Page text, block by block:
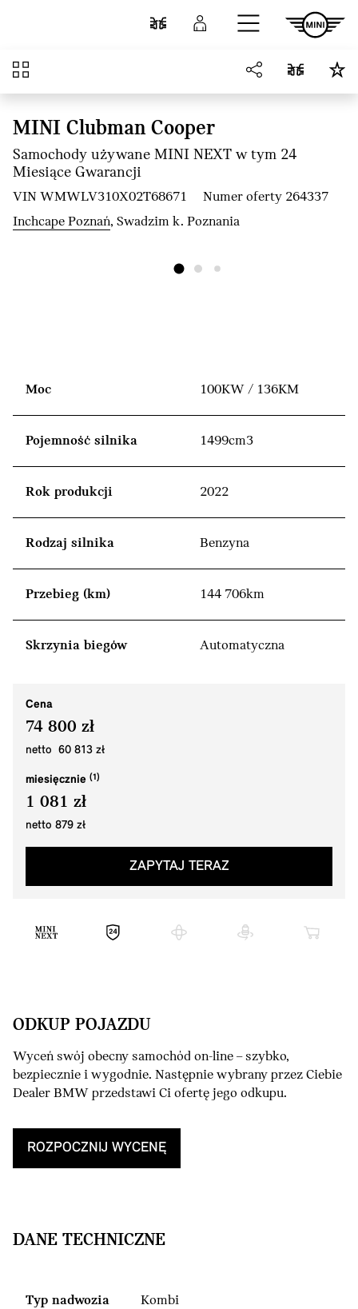
Przejdź do głównej treści
Porównaj Zaloguj się
Przegląd
MINI Clubman Cooper
Samochody używane MINI NEXT w tym 24
Miesiące Gwarancji
VIN WMWLV310X02T68671
Numer oferty 264337
Inchcape Poznań, Swadzim k. Poznania
Moc 100KW / 136KM
Pojemność silnika 1499cm3
Rok produkcji 2022
Rodzaj silnika Benzyna
Przebieg (km) 144 706km
Skrzynia biegów Automatyczna
Cena
74 800 zł
netto 60 813 zł
miesięcznie
1 081 zł
netto 879 zł
ZAPYTAJ TERAZ
ODKUP POJAZDU
Wyceń swój obecny samochód on-line – szybko,
bezpiecznie i wygodnie. Następnie wybrany przez Ciebie
Dealer BMW przedstawi Ci ofertę jego odkupu.
ROZPOCZNIJ WYCENĘ
DANE TECHNICZNE
Typ nadwozia Kombi